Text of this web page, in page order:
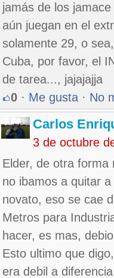
jamás de los
aún juegan en el
solamente 29, o
Cuba, por favor, el
de tarea..., jajajajja
0 · Me gusta · No
Carlos
3 de octubre
Elder, de otra forma
no ibamos a quitar
novato, eso se cae
Metros para
hacer, es mas,
Esto ultimo que
era debil a